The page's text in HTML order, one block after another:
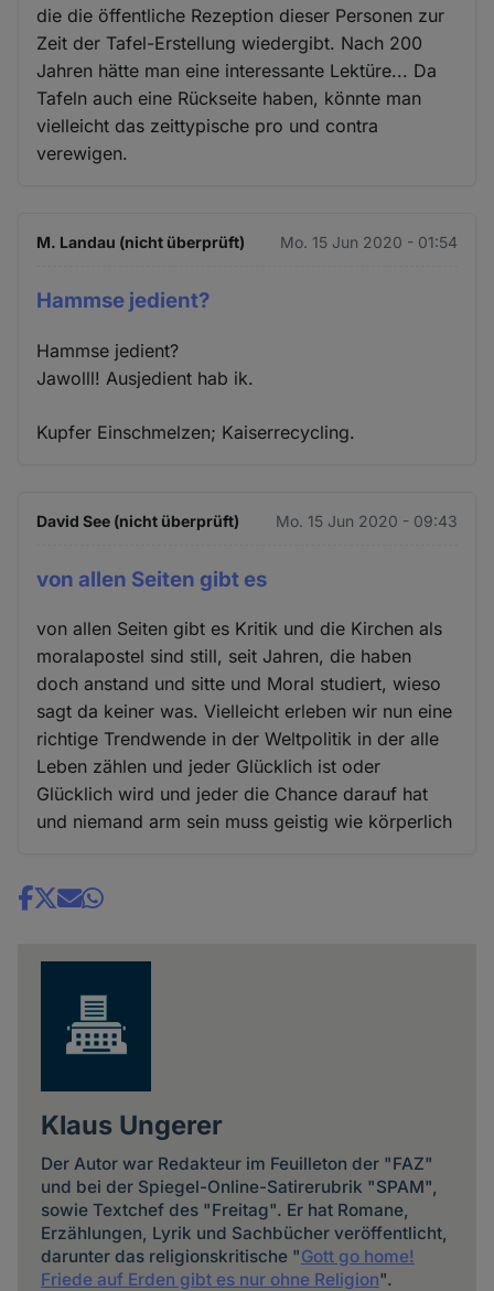
die die öffentliche Rezeption dieser Personen zur
Zeit der Tafel-Erstellung wiedergibt. Nach 200
Jahren hätte man eine interessante Lektüre... Da
Tafeln auch eine Rückseite haben, könnte man
vielleicht das zeittypische pro und contra
verewigen.
M. Landau (nicht überprüft) Mo. 15 Jun 2020 - 01:54
Hammse jedient?
Hammse jedient?
Jawolll! Ausjedient hab ik.
Kupfer Einschmelzen; Kaiserrecycling.
David See (nicht überprüft) Mo. 15 Jun 2020 - 09:43
von allen Seiten gibt es
von allen Seiten gibt es Kritik und die Kirchen als
moralapostel sind still, seit Jahren, die haben
doch anstand und sitte und Moral studiert, wieso
sagt da keiner was. Vielleicht erleben wir nun eine
richtige Trendwende in der Weltpolitik in der alle
Leben zählen und jeder Glücklich ist oder
Glücklich wird und jeder die Chance darauf hat
und niemand arm sein muss geistig wie körperlich
Share
Klaus Ungerer
Der Autor war Redakteur im Feuilleton der "FAZ"
und bei der Spiegel-Online-Satirerubrik "SPAM",
sowie Textchef des "Freitag". Er hat Romane,
Erzählungen, Lyrik und Sachbücher veröffentlicht,
darunter das religionskritische "Gott go home!
Friede auf Erden gibt es nur ohne Religion".